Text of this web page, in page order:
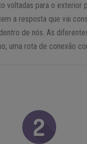
voltadas para o exterior
a resposta que vai
de nós. As
uma rota de conexão